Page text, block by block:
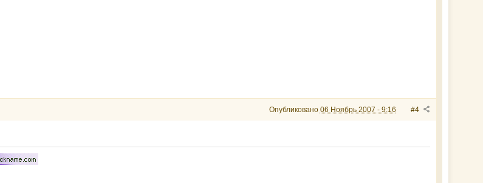
#4
Опубликовано 06 Ноябрь 2007 - 9:16